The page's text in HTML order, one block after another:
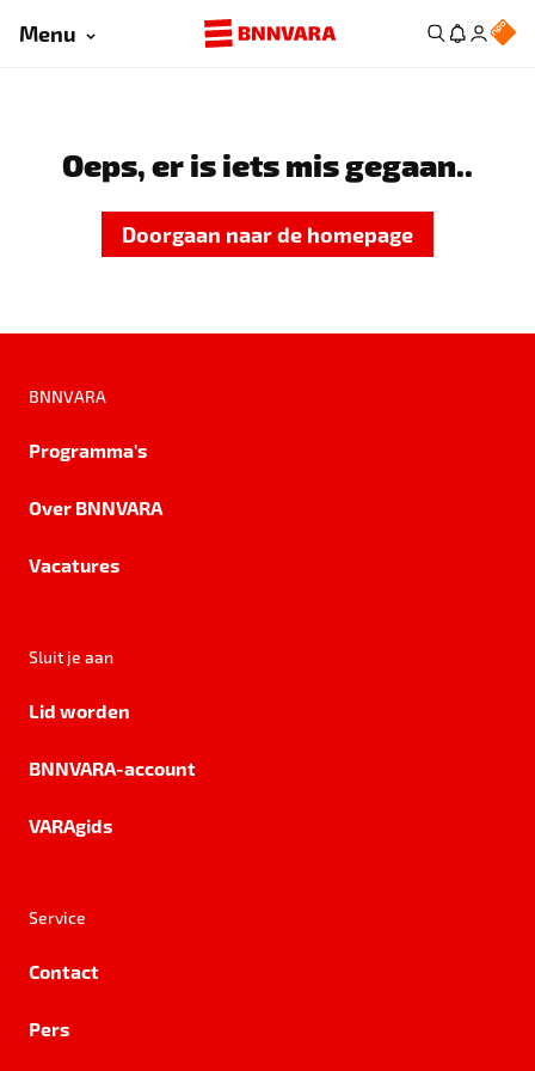
Menu
Oeps, er is iets mis gegaan..
Doorgaan naar de homepage
BNNVARA
Programma's
Over BNNVARA
Vacatures
Sluit je aan
Lid worden
BNNVARA-account
VARAgids
Service
Contact
Pers